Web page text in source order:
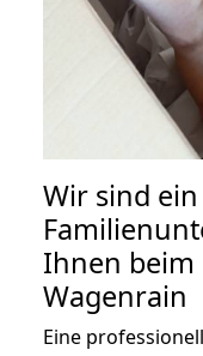
Wir sind ein
Ihnen beim
Wagenrain
Eine